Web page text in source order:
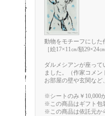
動物をモチーフにした
［絵17×11㎝/額29×24
ダルメシアンが座っ
ました。（作家コメン
お部屋の壁や玄関な
※シートのみ￥10,000
※この商品はギフト包
※この商品は依託元か